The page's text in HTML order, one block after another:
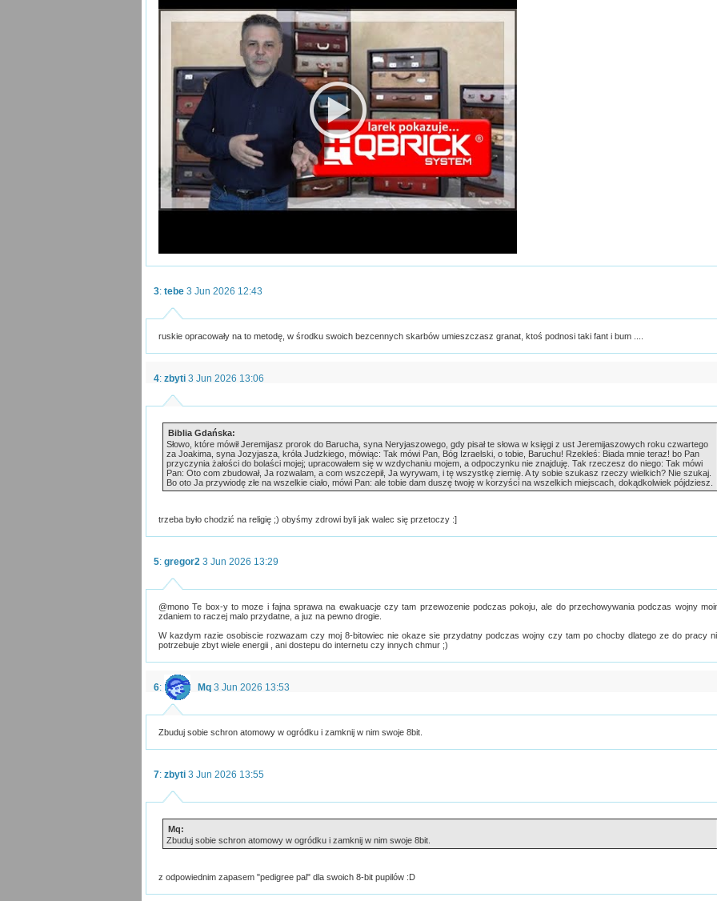
3: tebe 3 Jun 2026 12:43
ruskie opracowały na to metodę, w środku swoich bezcennych skarbów umieszczasz granat, ktoś podnosi taki fant i bum ....
4: zbyti 3 Jun 2026 13:06
Biblia Gdańska:
Słowo, które mówił Jeremijasz prorok do Barucha, syna Neryjaszowego, gdy pisał te słowa w księgi z ust Jeremijaszowych roku czwartego
za Joakima, syna Jozyjasza, króla Judzkiego, mówiąc: Tak mówi Pan, Bóg Izraelski, o tobie, Baruchu! Rzekłeś: Biada mnie teraz! bo Pan
przyczynia żałości do bolaści mojej; upracowałem się w wzdychaniu mojem, a odpoczynku nie znajduję. Tak rzeczesz do niego: Tak mówi
Pan: Oto com zbudował, Ja rozwalam, a com wszczepił, Ja wyrywam, i tę wszystkę ziemię. A ty sobie szukasz rzeczy wielkich? Nie szukaj.
Bo oto Ja przywiodę złe na wszelkie ciało, mówi Pan: ale tobie dam duszę twoję w korzyści na wszelkich miejscach, dokądkolwiek pójdziesz.
trzeba było chodzić na religię ;) obyśmy zdrowi byli jak walec się przetoczy :]
5: gregor2 3 Jun 2026 13:29
@mono Te box-y to moze i fajna sprawa na ewakuacje czy tam przewozenie podczas pokoju, ale do przechowywania podczas wojny
zdaniem to raczej malo przydatne, a juz na pewno drogie.
W kazdym razie osobiscie rozwazam czy moj 8-bitowiec nie okaze sie przydatny podczas wojny czy tam po chocby dlatego ze do pracy
potrzebuje zbyt wiele energii , ani dostepu do internetu czy innych chmur ;)
6: Mq 3 Jun 2026 13:53
Zbuduj sobie schron atomowy w ogródku i zamknij w nim swoje 8bit.
7: zbyti 3 Jun 2026 13:55
Mq:
Zbuduj sobie schron atomowy w ogródku i zamknij w nim swoje 8bit.
z odpowiednim zapasem "pedigree pal" dla swoich 8-bit pupilów :D